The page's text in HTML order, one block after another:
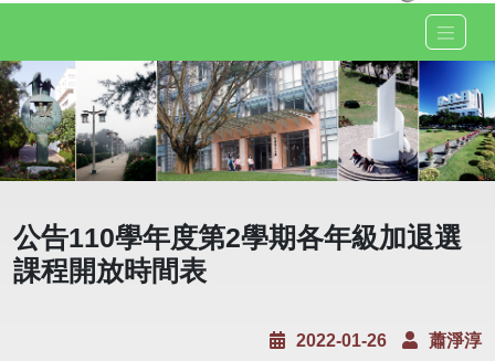
公告110學年度第2學期各年級加退選
課程開放時間表
2022-01-26 蕭淨淳